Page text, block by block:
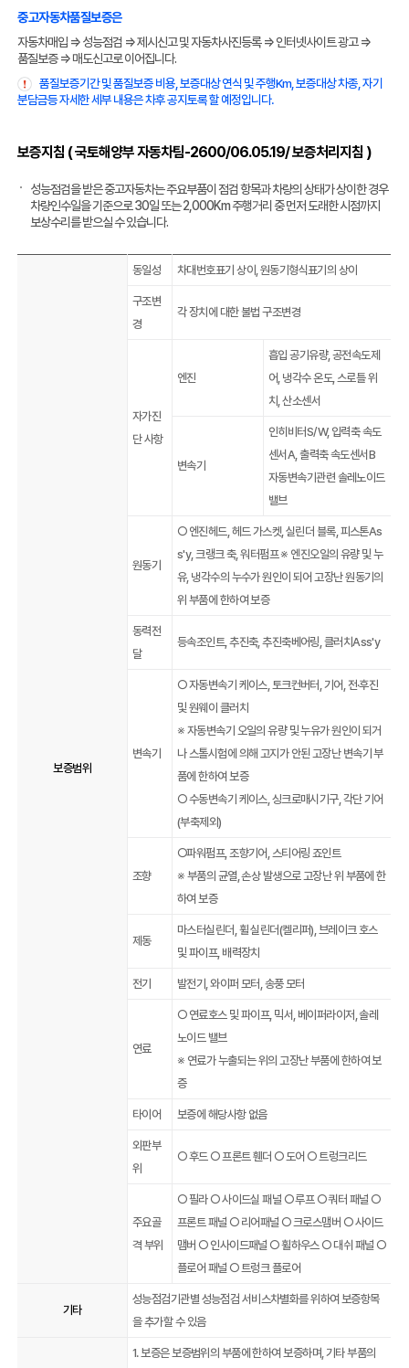
중고자동차품질보증은
자동차매입 ⇒ 성능점검 ⇒ 제시신고 및 자동차사진등록 ⇒ 인터넷사이트 광고 ⇒
품질보증 ⇒ 매도신고로 이어집니다.
품질보증기간 및 품질보증 비용, 보증대상 연식 및 주행Km, 보증대상 차종, 자기
분담금등 자세한 세부 내용은 차후 공지토록 할 예정입니다.
보증지침 ( 국토해양부 자동차팀-2600/06.05.19/ 보증처리지침 )
성능점검을 받은 중고자동차는 주요부품이 점검 항목과 차량의 상태가 상이한 경우
차량인수일을 기준으로 30일 또는 2,000Km 주행거리 중 먼저 도래한 시점까지
보상수리를 받으실 수 있습니다.
보증범위
동일성 차대번호표기 상이, 원동기형식표기의 상이
구조변
경
각 장치에 대한 불법 구조변경
자가진
단 사항
엔진
흡입 공기유량, 공전속도제
어, 냉각수 온도, 스로틀 위
치, 산소센서
변속기
인히비터S/W, 입력축 속도
센서A, 출력축 속도센서B
자동변속기관련 솔레노이드
밸브
원동기
○ 엔진헤드, 헤드 가스켓, 실린더 블록, 피스톤As
s'y, 크랭크 축, 워터펌프 ※ 엔진오일의 유량 및 누
유, 냉각수의 누수가 원인이 되어 고장난 원동기의
위 부품에 한하여 보증
동력전
달
등속조인트, 추진축, 추진축베어링, 클러치Ass'y
변속기
○ 자동변속기 케이스, 토크컨버터, 기어, 전·후진
및 원웨이 클러치
※ 자동변속기 오일의 유량 및 누유가 원인이 되거
나 스톨시험에 의해 고지가 안된 고장난 변속기 부
품에 한하여 보증
○ 수동변속기 케이스, 싱크로매시기구, 각단 기어
(부축제외)
조향
○파워펌프, 조향기어, 스티어링 죠인트
※ 부품의 균열, 손상 발생으로 고장난 위 부품에 한
하여 보증
제동
마스터실린더, 휠 실린더(켈리퍼), 브레이크 호스
및 파이프, 배력장치
전기 발전기, 와이퍼 모터, 송풍 모터
연료
○ 연료호스 및 파이프, 믹서, 베이퍼라이저, 솔레
노이드 밸브
※ 연료가 누출되는 위의 고장난 부품에 한하여 보
증
타이어 보증에 해당사항 없음
외판부
위
○ 후드 ○ 프론트 휀더 ○ 도어 ○ 트렁크리드
주요골
격 부위
○ 필라 ○ 사이드실 패널 ○ 루프 ○ 쿼터 패널 ○
프론트 패널 ○ 리어패널 ○ 크로스맴버 ○ 사이드
맴버 ○ 인사이드패널 ○ 휠하우스 ○ 대쉬 패널 ○
플로어 패널 ○ 트렁크 플로어
기타
성능점검기관별 성능점검 서비스차별화를 위하여 보증항목
을 추가할 수 있음
1. 보증은 보증범위의 부품에 한하여 보증하며, 기타 부품의